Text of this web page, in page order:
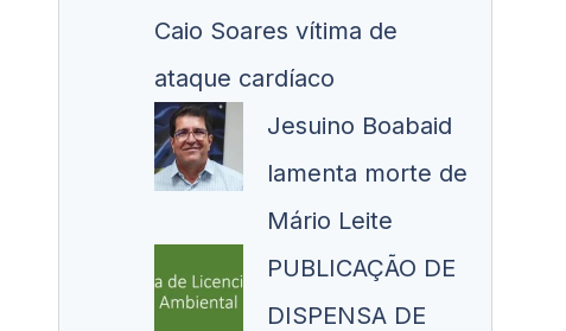
Caio Soares vítima de
ataque cardíaco
Jesuino Boabaid
lamenta morte de
Mário Leite
PUBLICAÇÃO DE
DISPENSA DE